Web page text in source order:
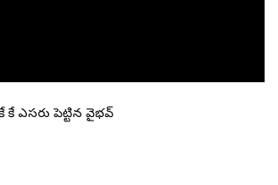
ఎసరు పెట్టిన వైభవ్